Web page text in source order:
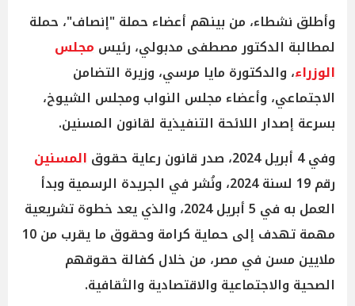
وأطلق نشطاء، من بينهم أعضاء حملة "إنصاف"، حملة
لمطالبة الدكتور مصطفى مدبولي، رئيس مجلس
الوزراء، والدكتورة مايا مرسي، وزيرة التضامن
الاجتماعي، وأعضاء مجلس النواب ومجلس الشيوخ،
بسرعة إصدار اللائحة التنفيذية لقانون المسنين.
وفي 4 أبريل 2024، صدر قانون رعاية حقوق
المسنين
رقم 19 لسنة 2024، ونُشر في الجريدة الرسمية وبدأ
العمل به في 5 أبريل 2024، والذي يعد خطوة تشريعية
مهمة تهدف إلى حماية كرامة وحقوق ما يقرب من 10
ملايين مسن في مصر، من خلال كفالة حقوقهم
الصحية والاجتماعية والاقتصادية والثقافية.